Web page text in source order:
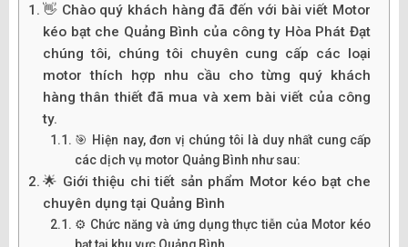
👋 Chào quý khách hàng đã đến với bài viết Motor
kéo bạt che Quảng Bình của công ty Hòa Phát Đạt
chúng tôi, chúng tôi chuyên cung cấp các loại
motor thích hợp nhu cầu cho từng quý khách
hàng thân thiết đã mua và xem bài viết của công
ty.
🎯 Hiện nay, đơn vị chúng tôi là duy nhất cung cấp
các dịch vụ motor Quảng Bình như sau:
🌟 Giới thiệu chi tiết sản phẩm Motor kéo bạt che
chuyên dụng tại Quảng Bình
⚙️ Chức năng và ứng dụng thực tiễn của Motor kéo